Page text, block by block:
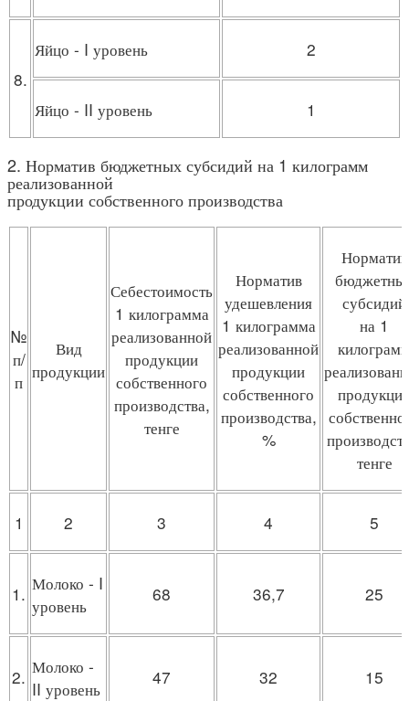
8.
Яйцо - I уровень 2
Яйцо - II уровень 1
2. Норматив бюджетных субсидий на 1 килограмм
реализованной
продукции собственного производства
№
п/
п
Вид
продукции
Себестоимость
1 килограмма
реализованной
продукции
собственного
производства,
тенге
Норматив
удешевления
1 килограмма
реализованной
продукции
собственного
производства,
%
Норматив
субсидий
на 1
тенге
1 2 3 4 5
1. Молоко - I
уровень
68 36,7 25
2. Молоко -
II уровень
47 32 15